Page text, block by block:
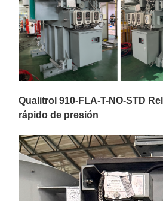
Qualitrol 910-FLA-T-NO-STD
rápido de presión